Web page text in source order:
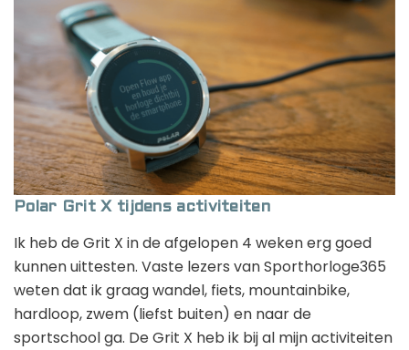
Polar Grit X tijdens activiteiten
Ik heb de Grit X in de afgelopen 4 weken erg goed
kunnen uittesten. Vaste lezers van Sporthorloge365
weten dat ik graag wandel, fiets, mountainbike,
hardloop, zwem (liefst buiten) en naar de
sportschool ga. De Grit X heb ik bij al mijn activiteiten